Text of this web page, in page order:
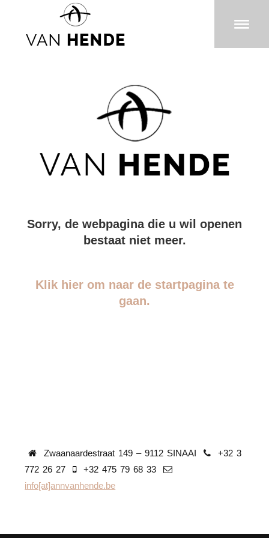
Sorry, de webpagina die u wil openen
bestaat niet meer.
Klik hier om naar de startpagina te
gaan.
Zwaanaardestraat 149 – 9112 SINAAI
+32 3
772 26 27 +32 475 79 68 33
info[at]annvanhende.be